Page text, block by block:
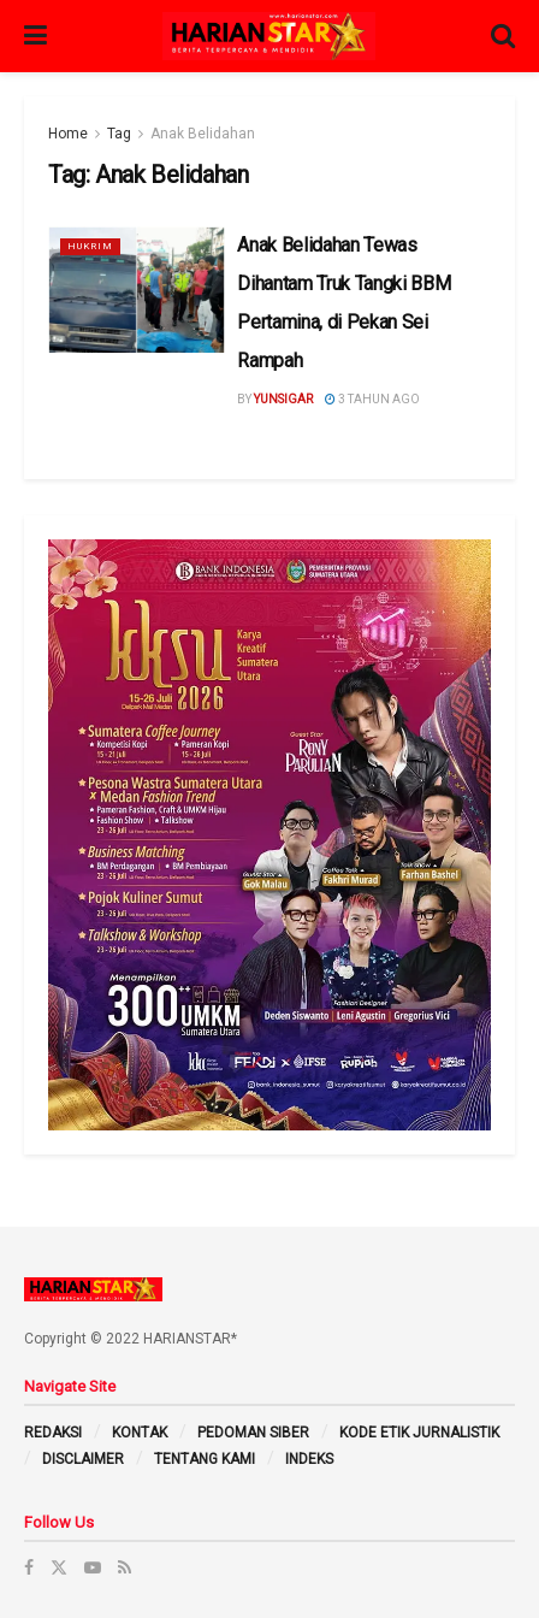
Home Tag Anak Belidahan
Tag:Anak Belidahan
HUKRIM
Anak Belidahan Tewas
Dihantam Truk Tangki BBM
Pertamina, di Pekan Sei
Rampah
BYYUNSIGAR 3 TAHUN AGO
Copyright © 2022 HARIANSTAR*
Navigate Site
REDAKSI KONTAK PEDOMAN SIBER
KODE ETIK JURNALISTIK
DISCLAIMER
TENTANG KAMI INDEKS
Follow Us